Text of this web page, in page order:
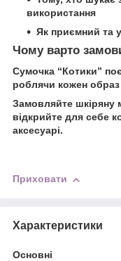
використання
Як приємний та
Чому варто
Сумочка “Котики”
роблячи кожен
Замовляйте шкіряну
відкрийте для себе
аксесуарі.
Приховати
Характеристики
Основні